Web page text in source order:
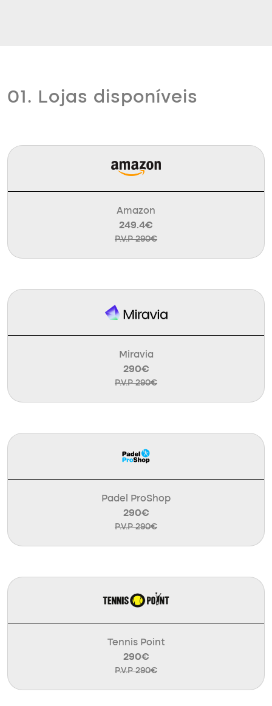
01. Lojas disponíveis
Amazon
249.4€
P.V.P 290€
Miravia
290€
P.V.P 290€
Padel ProShop
290€
P.V.P 290€
Tennis Point
290€
P.V.P 290€